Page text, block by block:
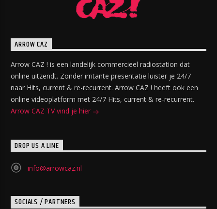
ARROW CAZ
Arrow CAZ ! is een landelijk commercieel radiostation dat
online uitzendt. Zonder irritante presentatie luister je 24/7
naar Hits, current & re-recurrent. Arrow CAZ ! heeft ook een
online videoplatform met 24/7 Hits, current & re-recurrent.
Arrow CAZ TV vind je hier
DROP US A LINE
info@arrowcaz.nl
SOCIALS / PARTNERS